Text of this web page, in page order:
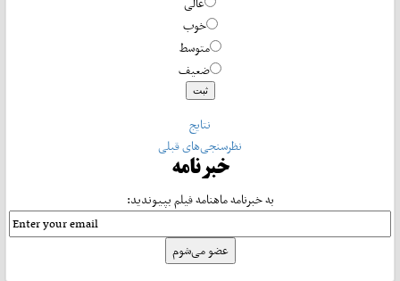
خوب
متوسط
ضعیف
نتایج
نظرسنجی‌های قبلی
خبرنامه
به خبرنامه ماهنامه فیلم بپیوندید: